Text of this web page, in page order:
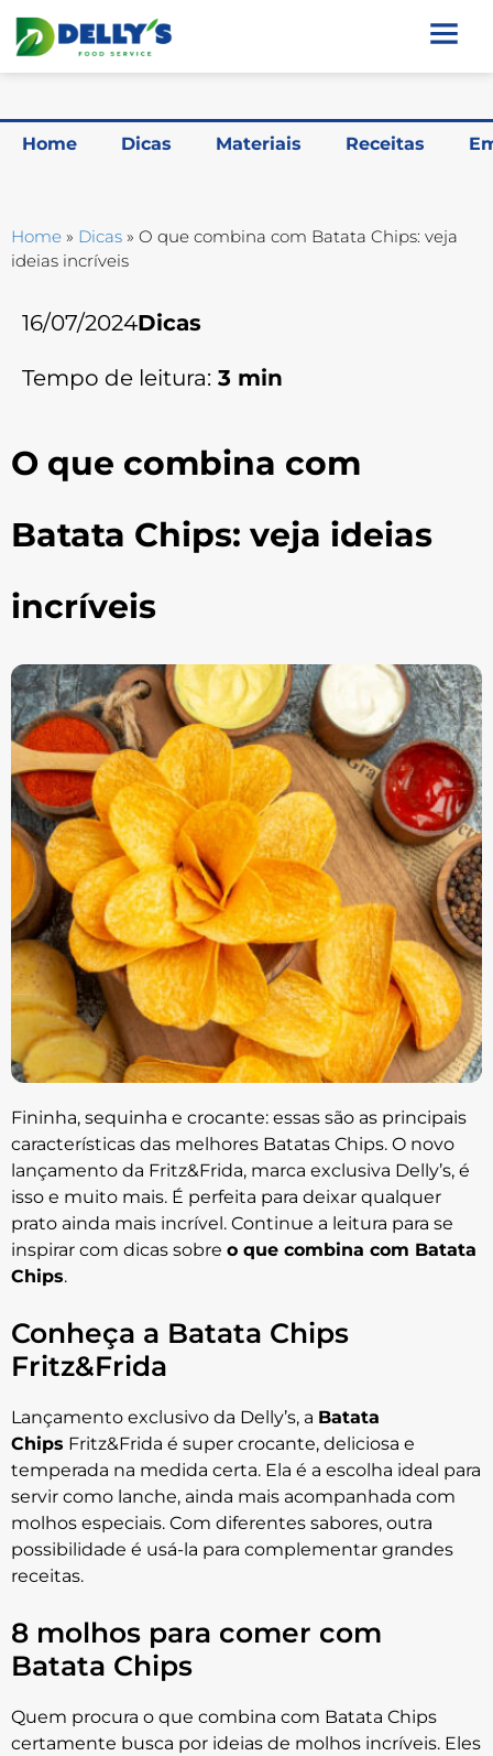
Home Dicas Materiais Receitas
Home » Dicas » O que combina com Batata Chips: veja
ideias incríveis
16/07/2024Dicas
Tempo de leitura: 3 min
O que combina com
Batata Chips: veja ideias
incríveis
Fininha, sequinha e crocante: essas são as principais
características das melhores Batatas Chips. O novo
lançamento da Fritz&Frida, marca exclusiva Delly’s, é
isso e muito mais. É perfeita para deixar qualquer
prato ainda mais incrível. Continue a leitura para se
inspirar com dicas sobre o que combina com Batata
Chips.
Conheça a Batata Chips
Fritz&Frida
Lançamento exclusivo da Delly’s, a Batata
Chips Fritz&Frida é super crocante, deliciosa e
temperada na medida certa. Ela é a escolha ideal para
servir como lanche, ainda mais acompanhada com
molhos especiais. Com diferentes sabores, outra
possibilidade é usá-la para complementar grandes
receitas.
8 molhos para comer com
Batata Chips
Quem procura o que combina com Batata Chips
certamente busca por ideias de molhos incríveis. Eles